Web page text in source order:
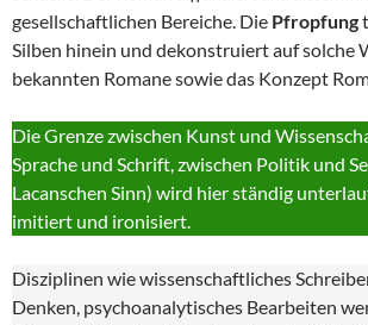
gesellschaftlichen Bereiche. Die Pfropfung
Silben hinein und dekonstruiert auf solche
bekannten Romane sowie das Konzept
Die Grenze zwischen Kunst und
Sprache und Schrift, zwischen Politik und
Lacanschen Sinn) wird hier ständig
imitiert und ironisiert.
Disziplinen wie wissenschaftliches
Denken, psychoanalytisches Bearbeiten